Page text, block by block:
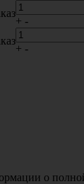
+ -
+ -
о